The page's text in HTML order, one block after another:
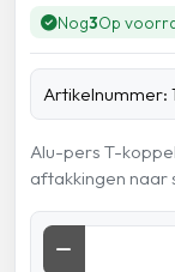
Nog3Op
Artikelnummer:
Alu-pers T-
aftakkingen